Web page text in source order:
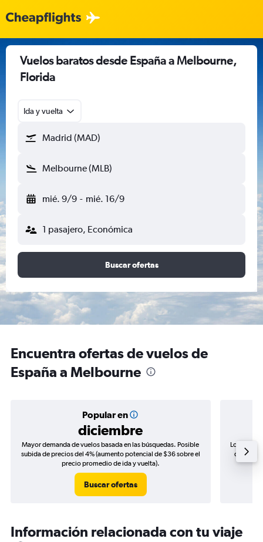
Vuelos baratos desde España a Melbourne,
Florida
Ida y vuelta
Madrid (MAD)
Melbourne (MLB)
mié. 9/9 - mié. 16/9
1 pasajero, Económica
Buscar ofertas
Encuentra ofertas de vuelos de
España a Melbourne
Popular en
diciembre
Mayor demanda de vuelos basada en las búsquedas. Posible
subida de precios del 4% (aumento potencial de $36 sobre el
precio promedio de ida y vuelta).
Buscar ofertas
Los
de
Información relacionada con tu viaje